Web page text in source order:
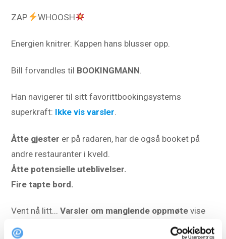
ZAP WHOOSH
Energien knitrer. Kappen hans blusser opp.
Bill forvandles til BOOKINGMANN
Han navigerer til sitt favorittbookingsystems
superkraft: Ikke vis varsler.
Åtte gjester er på radaren, har de også booket på
andre restauranter i kveld.
Åtte potensielle uteblivelser.
Fire tapte bord.
Vent nå litt...Varsler om manglende oppmøtevise
de andre restaurantene hvor de har booket.